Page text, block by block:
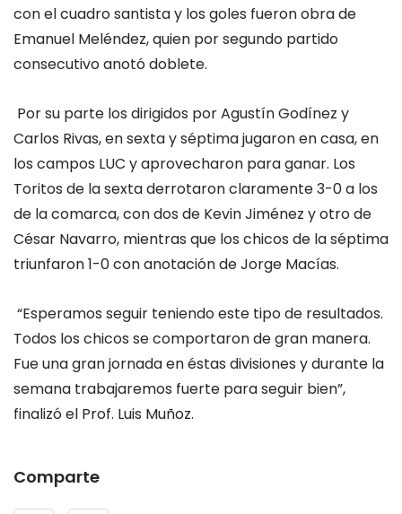
con el cuadrosantistay los goles fueron obra de
Emanuel Meléndez,quien por segundo partido
consecutivo anotó doblete.
Por su parte los dirigidos por Agustín Godínez y
Carlos Rivas, ensexta y séptima jugaron en casa, en
los campos LUC y aprovecharon para ganar. Los
Toritos de la sexta derrotaron claramente 3-0 a los
de la comarca, con dos de Kevin Jiménez y otro de
César Navarro, mientras que los chicos de la séptima
triunfaron 1-0 con anotación de Jorge Macías.
“Esperamos seguir teniendo este tipo de resultados.
Todos los chicos se comportaron de gran manera.
Fue una gran jornada en éstas divisiones y durante la
semana trabajaremos fuerte para seguir bien”,
finalizó el Prof. Luis Muñoz.
Comparte